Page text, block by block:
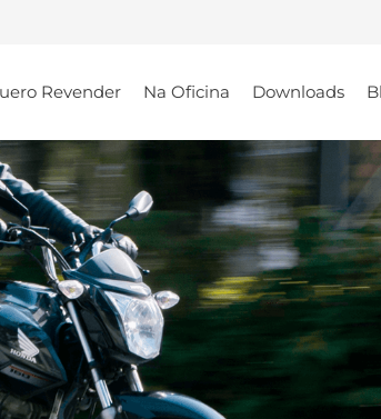
Revender Na Oficina Downloads